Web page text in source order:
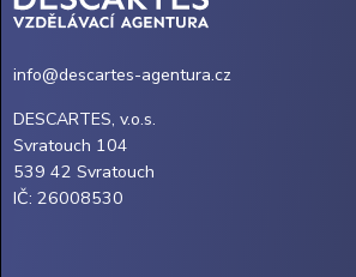
info@descartes-agentura.cz
DESCARTES, v.o.s.
Svratouch 104
539 42 Svratouch
IČ: 26008530